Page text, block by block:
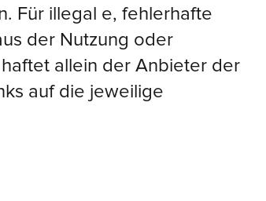
Für illegal e, fehlerhafte
der Nutzung oder
allein der Anbieter der
auf die jeweilige